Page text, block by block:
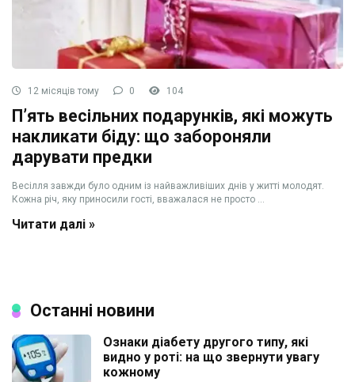
12 місяців тому 0 104
П’ять весільних подарунків, які можуть
накликати біду: що забороняли
дарувати предки
Весілля завжди було одним із найважливіших днів у житті молодят.
Кожна річ, яку приносили гості, вважалася не просто ...
Читати далі »
Останні новини
Ознаки діабету другого типу, які
видно у роті: на що звернути увагу
кожному